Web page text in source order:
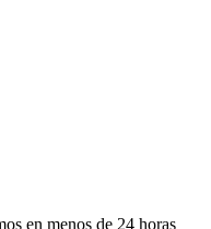
en menos de 24 horas